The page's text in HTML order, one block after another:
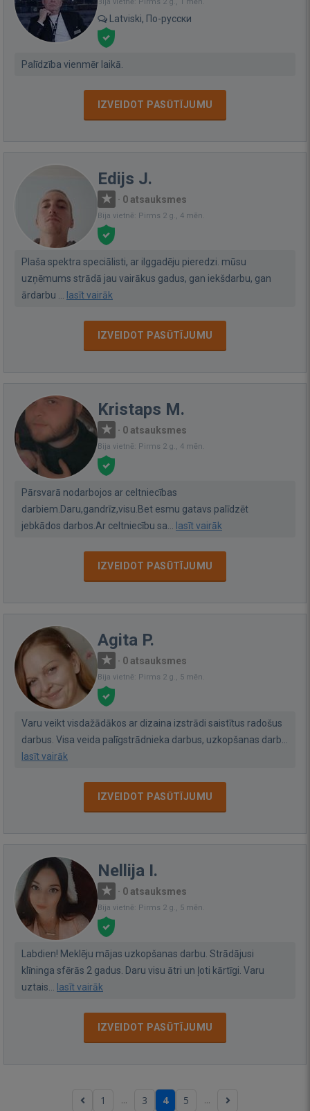
Latviski, По-русски
Palīdzība vienmēr laikā.
IZVEIDOT PASŪTĪJUMU
Edijs J.
· 0 atsauksmes
Bija vietnē: Pirms 2 g., 4 mēn.
Plaša spektra speciālisti, ar ilggadēju pieredzi. mūsu
uzņēmums strādā jau vairākus gadus, gan iekšdarbu, gan
ārdarbu ... lasīt vairāk
IZVEIDOT PASŪTĪJUMU
Kristaps M.
· 0 atsauksmes
Bija vietnē: Pirms 2 g., 4 mēn.
Pārsvarā nodarbojos ar celtniecības
darbiem.Daru,gandrīz,visu.Bet esmu gatavs palīdzēt
jebkādos darbos.Ar celtniecību sa... lasīt vairāk
IZVEIDOT PASŪTĪJUMU
Agita P.
· 0 atsauksmes
Bija vietnē: Pirms 2 g., 5 mēn.
Varu veikt visdažādākos ar dizaina izstrādi saistītus radošus
darbus. Visa veida palīgstrādnieka darbus, uzkopšanas darb...
lasīt vairāk
IZVEIDOT PASŪTĪJUMU
Nellija I.
· 0 atsauksmes
Bija vietnē: Pirms 2 g., 5 mēn.
Labdien! Meklēju mājas uzkopšanas darbu. Strādājusi
klīninga sfērās 2 gadus. Daru visu ātri un ļoti kārtīgi. Varu
uztais... lasīt vairāk
IZVEIDOT PASŪTĪJUMU
1 ... 3 4 5 ...